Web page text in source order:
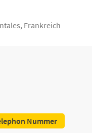
Frankreich
Nummer